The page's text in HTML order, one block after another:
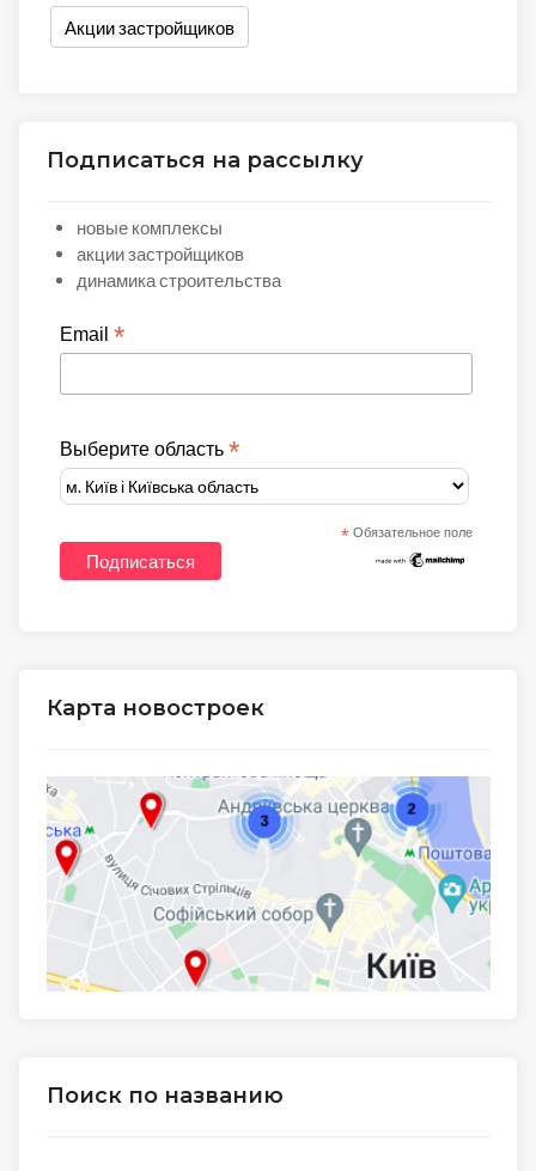
Акции застройщиков
Подписаться на рассылку
новые комплексы
акции застройщиков
динамика строительства
Email *
Выберите область *
* Обязательное поле
Карта новостроек
Поиск по названию